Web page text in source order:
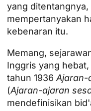
yang
mempertanyakan
kebenaran itu.
Memang,
Inggris yang
tahun 1936 Ajaran-
(Ajaran-ajaran
mendefinisikan